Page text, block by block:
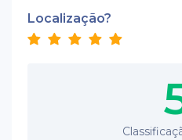
Localização?